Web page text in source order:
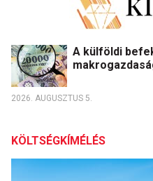
A külföldi
2026. AUGUSZTUS 5.
KÖLTSÉGKÍMÉLÉS